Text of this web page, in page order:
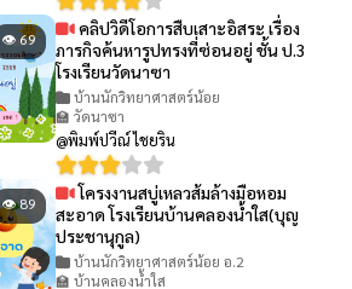
👁 69
คลิปวิดีโอการสืบเสาะอิสระ เรื่อง
ภารกิจค้นหารูปทรงที่ซ่อนอยู่ ชั้น ป.3
โรงเรียนวัดนาซา
บ้านนักวิทยาศาสตร์น้อย
🏫 วัดนาซา
@พิมพ์ปวีณ์ ไชยริน
👁 89
โครงงานสบู่เหลวส้มล้างมือหอม
สะอาด โรงเรียนบ้านคลองน้ำใส(บุญ
ประชานุกูล)
บ้านนักวิทยาศาสตร์น้อย อ.2
🏫 บ้านคลองน้ำใส